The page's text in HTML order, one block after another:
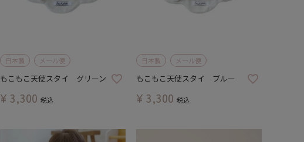
日本製 メール便
もこもこ天使スタイ グリーン
¥ 3,300 税込
日本製 メール便
もこもこ天使スタイ ブルー
¥ 3,300 税込